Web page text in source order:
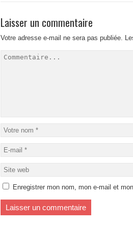
Laisser un commentaire
Votre adresse e-mail ne sera pas publiée.
Enregistrer mon nom, mon e-mail et